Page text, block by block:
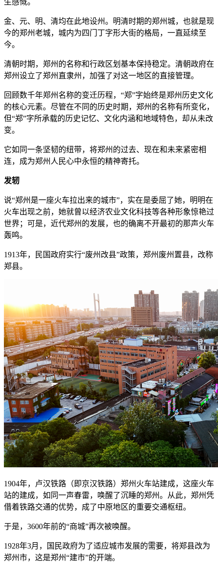
生感慨。
金、元、明、清均在此地设州。明清时期的郑州城，也就是现
今的郑州老城，城内为四门丁字形大街的格局，一直延续至
今。
清朝时期，郑州的名称和行政区划基本保持稳定。清朝政府在
郑州设立了郑州直隶州，加强了对这一地区的直接管理。
回顾数千年郑州名称的变迁历程，“郑”字始终是郑州历史文化
的核心元素。尽管在不同的历史时期，郑州的名称有所变化，
但“郑”字所承载的历史记忆、文化内涵和地域特色，却从未改
变。
它如同一条坚韧的纽带，将郑州的过去、现在和未来紧密相
连，成为郑州人民心中永恒的精神寄托。
发轫
说“郑州是一座火车拉出来的城市”，实在是委屈了她，明明在
火车出现之前，她就曾以经济农业文化科技等各种形象惊艳过
世界；可是，近代郑州的发展，也的确离不开最初的那声火车
轰鸣。
1913年，民国政府实行“废州改县”政策，郑州废州置县，改称
郑县。
1904年，卢汉铁路（即京汉铁路）郑州火车站建成，这座火车
站的建成，如同一声春雷，唤醒了沉睡的郑州。从此，郑州凭
借着铁路交通的优势，成了中原地区的重要交通枢纽。
于是，3600年前的“商城”再次被唤醒。
1928年3月，国民政府为了适应城市发展的需要，将郑县改为
郑州市，这是郑州“建市”的开端。